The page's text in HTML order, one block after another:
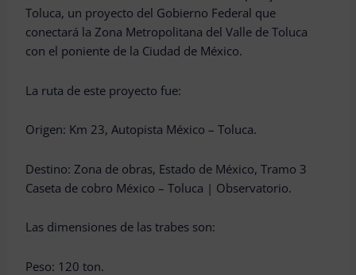
Toluca, un proyecto del Gobierno Federal que
conectará la Zona Metropolitana del Valle de Toluca
con el poniente de la Ciudad de México.
La ruta de este proyecto fue:
Origen: Km 23, Autopista México – Toluca.
Destino: Zona de obras, Estado de México, Tramo 3
Caseta de cobro México – Toluca | Observatorio.
Las dimensiones de las trabes son:
Peso: 120 ton.